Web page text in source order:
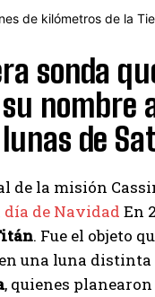
sonda
nombre
de
de la misión
día de Navidad En
. Fue el objeto
una luna distinta
, quienes